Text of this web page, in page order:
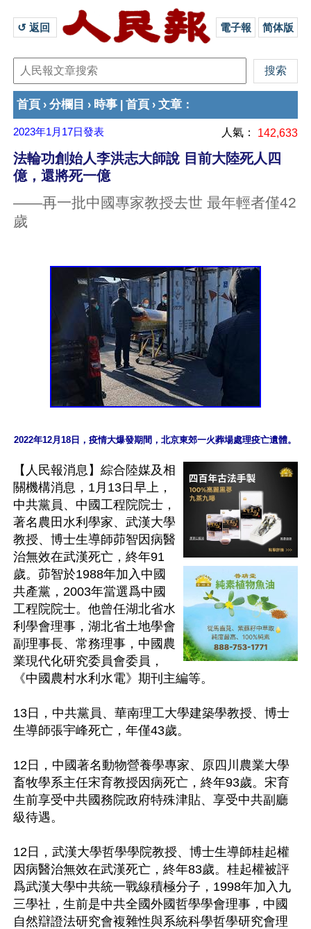
↺ 返回 電子報 简体版
首頁 › 分欄目 › 時事 首頁 › 文章 ：
2023年1月17日發表 人氣： 142,633
法輪功創始人李洪志大師說 目前大陸死人四
億，還將死一億
——再一批中國專家教授去世 最年輕者僅42
歲
2022年12月18日，疫情大爆發期間，北京東郊一火葬場處理疫亡遺體。
【人民報消息】綜合陸媒及相
關機構消息，1月13日早上，
中共黨員、中國工程院院士，
著名農田水利學家、武漢大學
教授、博士生導師茆智因病醫
治無效在武漢死亡，終年91
歲。茆智於1988年加入中國
共產黨，2003年當選爲中國
工程院院士。他曾任湖北省水
利學會理事，湖北省土地學會
副理事長、常務理事，中國農
業現代化研究委員會委員，
《中國農村水利水電》期刊主編等。
13日，中共黨員、華南理工大學建築學教授、博士
生導師張宇峰死亡，年僅43歲。
12日，中國著名動物營養學專家、原四川農業大學
畜牧學系主任宋育教授因病死亡，終年93歲。宋育
生前享受中共國務院政府特殊津貼、享受中共副廳
級待遇。
12日，武漢大學哲學學院教授、博士生導師桂起權
因病醫治無效在武漢死亡，終年83歲。桂起權被評
爲武漢大學中共統一戰線積極分子，1998年加入九
三學社，生前是中共全國外國哲學學會理事，中國
自然辯證法研究會複雜性與系統科學哲學研究會理